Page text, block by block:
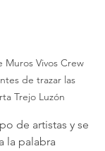
Muros Vivos Crew
de trazar las
Trejo Luzón
de artistas y se
la palabra